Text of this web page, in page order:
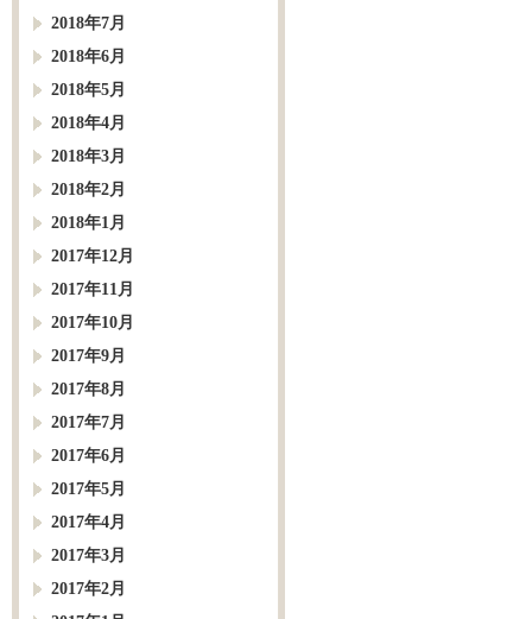
2018年7月
2018年6月
2018年5月
2018年4月
2018年3月
2018年2月
2018年1月
2017年12月
2017年11月
2017年10月
2017年9月
2017年8月
2017年7月
2017年6月
2017年5月
2017年4月
2017年3月
2017年2月